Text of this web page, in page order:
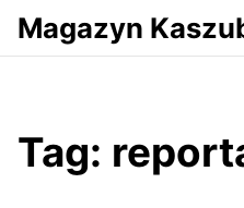
Przejdź do serwisu
Magazyn
Tag: